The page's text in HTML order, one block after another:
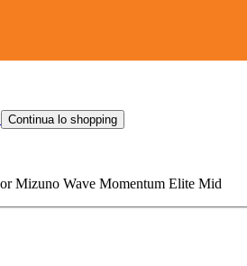
Continua lo shopping
Mizuno Wave Momentum Elite Mid